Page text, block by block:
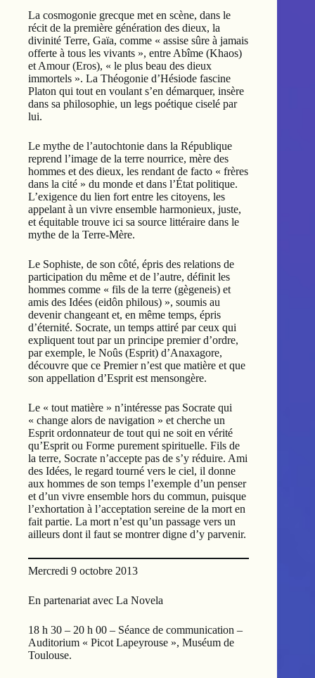
La cosmogonie grecque met en scène, dans le
récit de la première génération des dieux, la
divinité Terre, Gaïa, comme « assise sûre à jamais
offerte à tous les vivants », entre Abîme (Khaos)
et Amour (Eros), « le plus beau des dieux
immortels ». La Théogonie d’Hésiode fascine
Platon qui tout en voulant s’en démarquer, insère
dans sa philosophie, un legs poétique ciselé par
lui.
Le mythe de l’autochtonie dans la République
reprend l’image de la terre nourrice, mère des
hommes et des dieux, les rendant de facto « frères
dans la cité » du monde et dans l’État politique.
L’exigence du lien fort entre les citoyens, les
appelant à un vivre ensemble harmonieux, juste,
et équitable trouve ici sa source littéraire dans le
mythe de la Terre-Mère.
Le Sophiste, de son côté, épris des relations de
participation du même et de l’autre, définit les
hommes comme « fils de la terre (gègeneis) et
amis des Idées (eidôn philous) », soumis au
devenir changeant et, en même temps, épris
d’éternité. Socrate, un temps attiré par ceux qui
expliquent tout par un principe premier d’ordre,
par exemple, le Noûs (Esprit) d’Anaxagore,
découvre que ce Premier n’est que matière et que
son appellation d’Esprit est mensongère.
Le « tout matière » n’intéresse pas Socrate qui
« change alors de navigation » et cherche un
Esprit ordonnateur de tout qui ne soit en vérité
qu’Esprit ou Forme purement spirituelle. Fils de
la terre, Socrate n’accepte pas de s’y réduire. Ami
des Idées, le regard tourné vers le ciel, il donne
aux hommes de son temps l’exemple d’un penser
et d’un vivre ensemble hors du commun, puisque
l’exhortation à l’acceptation sereine de la mort en
fait partie. La mort n’est qu’un passage vers un
ailleurs dont il faut se montrer digne d’y parvenir.
Mercredi 9 octobre 2013
En partenariat avec La Novela
18 h 30 – 20 h 00 – Séance de communication –
Auditorium « Picot Lapeyrouse », Muséum de
Toulouse.